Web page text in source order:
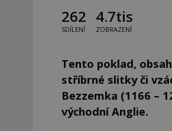
262
SDÍLENÍ
4.7tis
ZOBRAZENÍ
Tento poklad,
stříbrné slitky či
Bezzemka (1166 –
východní Anglie.